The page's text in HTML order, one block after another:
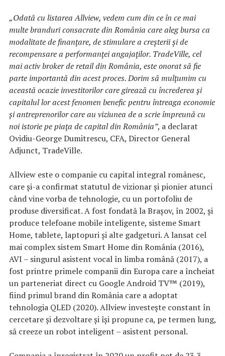
„Odată cu listarea Allview, vedem cum din ce în ce mai
multe branduri consacrate din România care aleg bursa ca
modalitate de finanțare, de stimulare a creșterii și de
recompensare a performanței angajaților. TradeVille, cel
mai activ broker de retail din România, este onorat să fie
parte importantă din acest proces. Dorim să mulțumim cu
această ocazie investitorilor care girează cu încrederea și
capitalul lor acest fenomen benefic pentru întreaga economie
și antreprenorilor care au viziunea de a scrie împreună cu
noi istorie pe piața de capital din România”, a declarat
Ovidiu-George Dumitrescu, CFA, Director General
Adjunct, TradeVille.
Allview este o companie cu capital integral românesc,
care și-a confirmat statutul de vizionar și pionier atunci
când vine vorba de tehnologie, cu un portofoliu de
produse diversificat. A fost fondată la Brașov, în 2002, și
produce telefoane mobile inteligente, sisteme Smart
Home, tablete, laptopuri și alte gadgeturi. A lansat cel
mai complex sistem Smart Home din România (2016),
AVI – singurul asistent vocal în limba română (2017), a
fost printre primele companii din Europa care a încheiat
un parteneriat direct cu Google Android TV™ (2019),
fiind primul brand din România care a adoptat
tehnologia QLED (2020). Allview investește constant în
cercetare și dezvoltare și își propune ca, pe termen lung,
să creeze un robot inteligent – asistent personal.